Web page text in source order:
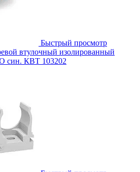
Быстрый просмотр
втулочный изолированный
КВТ 103202